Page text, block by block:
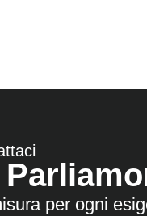
per ogni